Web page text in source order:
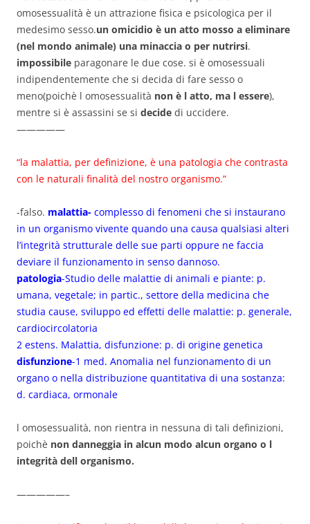
omosessualità è un attrazione fisica e psicologica per il
medesimo sesso.un omicidio è un atto mosso a eliminare
(nel mondo animale) una minaccia o per nutrirsi.
impossibile paragonare le due cose. si è omosessuali
indipendentemente che si decida di fare sesso o
meno(poichè l omosessualità non è l atto, ma l essere),
mentre si è assassini se si decide di uccidere.
—————
“la malattia, per definizione, è una patologia che contrasta
con le naturali finalità del nostro organismo.”
-falso. malattia- complesso di fenomeni che si instaurano
in un organismo vivente quando una causa qualsiasi alteri
l’integrità strutturale delle sue parti oppure ne faccia
deviare il funzionamento in senso dannoso.
patologia-Studio delle malattie di animali e piante: p.
umana, vegetale; in partic., settore della medicina che
studia cause, sviluppo ed effetti delle malattie: p. generale,
cardiocircolatoria
2 estens. Malattia, disfunzione: p. di origine genetica
disfunzione-1 med. Anomalia nel funzionamento di un
organo o nella distribuzione quantitativa di una sostanza:
d. cardiaca, ormonale
l omosessualità, non rientra in nessuna di tali definizioni,
poichè non danneggia in alcun modo alcun organo o l
integrità dell organismo.
—————–